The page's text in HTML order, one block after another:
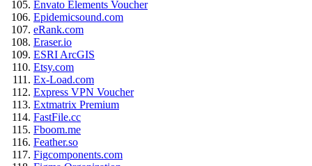
Envato Elements Voucher
Epidemicsound.com
eRank.com
Eraser.io
ESRI ArcGIS
Etsy.com
Ex-Load.com
Express VPN Voucher
Extmatrix Premium
FastFile.cc
Fboom.me
Feather.so
Figcomponents.com